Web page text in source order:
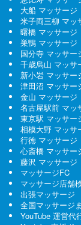
大船 マッサージ
米子両三柳 マッ
曙橋 マッサージ
巣鴨 マッサージ
国分寺 マッサー
千歳烏山 マッサ
新小岩 マッサー
津田沼 マッサー
金山 マッサージ
名古屋駅前 マッ
東京駅 マッサー
相模大野 マッサ
行徳 マッサージ
心斎橋 マッサー
藤沢 マッサージ
マッサージFC
マッサージ店舗
出張マッサージ
全国マッサージ
YouTube 運営代